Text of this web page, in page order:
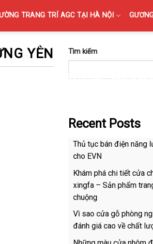
TRANG TRÍ AGC TẠI HÀ NỘI
GƯƠNG BỈ SOI TOÀN THÂN CAO CẤP
TẮM PHÒNG TẮM TẠI HÀ NỘI GƯƠNG
YÊN Tìm kiếm
Recent Posts
Thủ tục bán điện năng
cho EVN
Khám phá chi tiết cửa
xingfa – Sản phẩm
chuộng
Vì sao cửa gỗ phòng
đánh giá cao về chất